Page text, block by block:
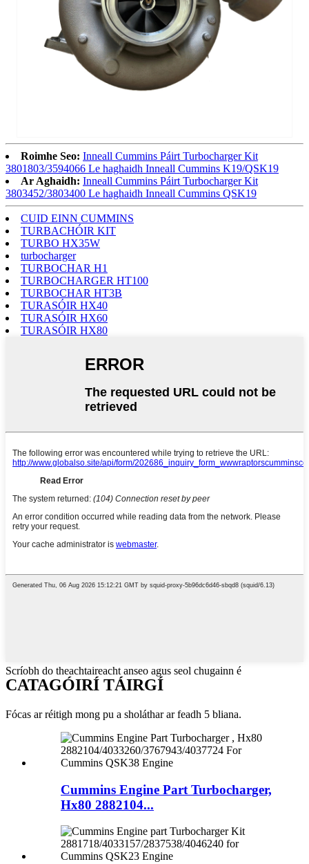
Roimhe Seo: Inneall Cummins Páirt Turbocharger Kit
3801803/3594066 Le haghaidh Inneall Cummins K19/QSK19
Ar Aghaidh: Inneall Cummins Páirt Turbocharger Kit
3803452/3803400 Le haghaidh Inneall Cummins QSK19
CUID EINN CUMMINS
TURBACHÓIR KIT
TURBO HX35W
turbocharger
TURBOCHAR H1
TURBOCHARGER HT100
TURBOCHAR HT3B
TURASÓIR HX40
TURASÓIR HX60
TURASÓIR HX80
Scríobh do theachtaireacht anseo agus seol chugainn é
CATAGÓIRÍ TÁIRGÍ
Fócas ar réitigh mong pu a sholáthar ar feadh 5 bliana.
Cummins Engine Part Turbocharger,
Hx80 2882104...